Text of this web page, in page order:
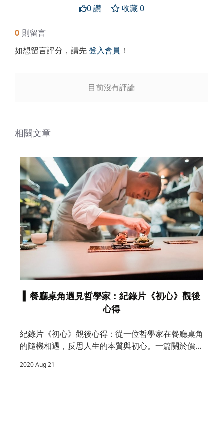
0 讚 收藏 0
0 則留言
如想留言評分，請先登入會員 ！
目前沒有評論
相關文章
▍餐廳桌角遇見哲學家：紀錄片《初心》觀後
心得
紀錄片《初心》觀後心得：從一位哲學家在餐廳桌角
的隨機相遇，反思人生的本質與初心。一篇關於價值
2020 Aug 21